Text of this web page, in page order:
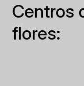
Centros
flores: